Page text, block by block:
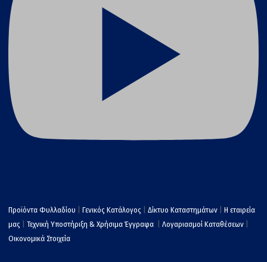
Προϊόντα Φυλλαδίου Γενικός Κατάλογος Δίκτυο Καταστημάτων
Η εταιρεία
μας
Τεχνική Υποστήριξη & Χρήσιμα Έγγραφα Λογαριασμοί Καταθέσεων
Οικονομικά Στοιχεία